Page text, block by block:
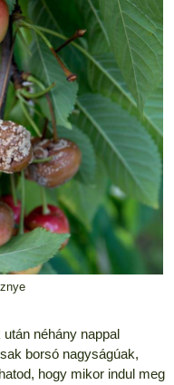
néhány nappal
borsó nagyságúak,
hogy mikor indul meg